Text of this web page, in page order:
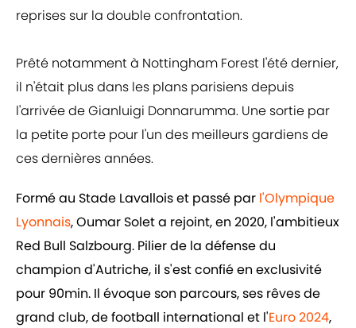
reprises sur la double confrontation.
Prêté notamment à Nottingham Forest l'été dernier,
il n'était plus dans les plans parisiens depuis
l'arrivée de Gianluigi Donnarumma. Une sortie par
la petite porte pour l'un des meilleurs gardiens de
ces dernières années.
Formé au Stade Lavallois et passé par l'Olympique
Lyonnais, Oumar Solet a rejoint, en 2020, l'ambitieux
Red Bull Salzbourg. Pilier de la défense du
champion d'Autriche, il s'est confié en exclusivité
pour 90min. Il évoque son parcours, ses rêves de
grand club, de football international et l'Euro 2024,